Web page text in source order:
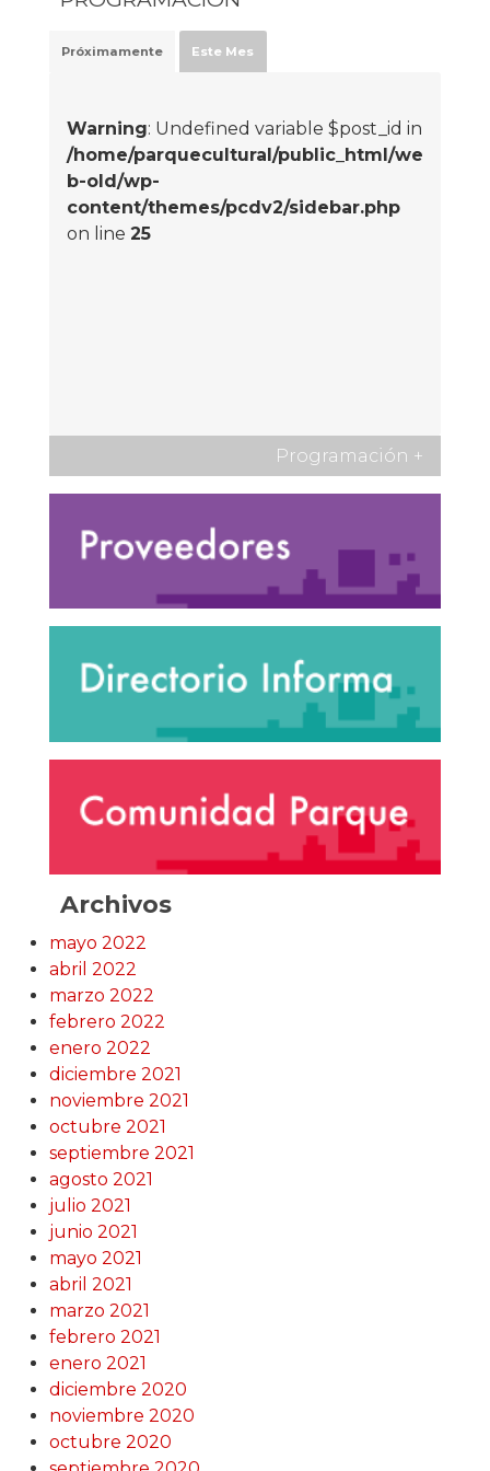
Próximamente Este Mes
Warning: Undefined variable $post_id in
/home/parquecultural/public_html/we
b-old/wp-
content/themes/pcdv2/sidebar.php
on line 25
Programación +
Archivos
mayo 2022
abril 2022
marzo 2022
febrero 2022
enero 2022
diciembre 2021
noviembre 2021
octubre 2021
septiembre 2021
agosto 2021
julio 2021
junio 2021
mayo 2021
abril 2021
marzo 2021
febrero 2021
enero 2021
diciembre 2020
noviembre 2020
octubre 2020